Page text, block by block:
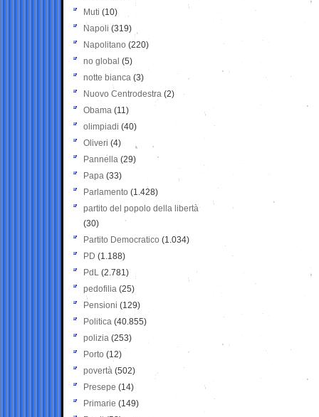
Muti (10)
Napoli (319)
Napolitano (220)
no global (5)
notte bianca (3)
Nuovo Centrodestra (2)
Obama (11)
olimpiadi (40)
Oliveri (4)
Pannella (29)
Papa (33)
Parlamento (1.428)
partito del popolo della libertà
(30)
Partito Democratico (1.034)
PD (1.188)
PdL (2.781)
pedofilia (25)
Pensioni (129)
Politica (40.855)
polizia (253)
Porto (12)
povertà (502)
Presepe (14)
Primarie (149)